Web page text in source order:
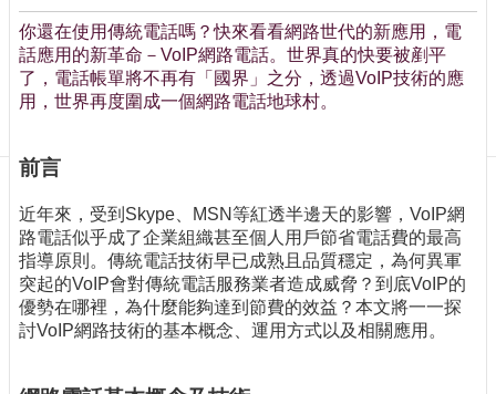
計
中
首
頁
聯
資
訊
訂
閱/
取
消
網
站
你還在使用傳統電話嗎？快來看看網路世代的新應用，電
話應用的新革命－VoIP網路電話。世界真的快要被剷平
了，電話帳單將不再有「國界」之分，透過VoIP技術的應
用，世界再度圍成一個網路電話地球村。
前言
近年來，受到Skype、MSN等紅透半邊天的影響，VoIP網
路電話似乎成了企業組織甚至個人用戶節省電話費的最高
指導原則。傳統電話技術早已成熟且品質穩定，為何異軍
突起的VoIP會對傳統電話服務業者造成威脅？到底VoIP的
優勢在哪裡，為什麼能夠達到節費的效益？本文將一一探
討VoIP網路技術的基本概念、運用方式以及相關應用。